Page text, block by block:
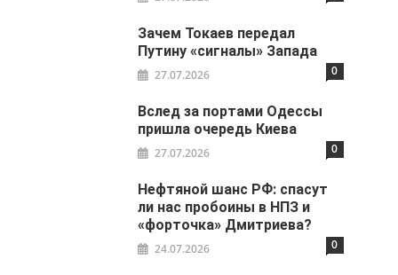
Зачем Токаев передал
Путину «сигналы» Запада
27.07.2026 0
Вслед за портами Одессы
пришла очередь Киева
27.07.2026 0
Нефтяной шанс РФ: спасут
ли нас пробоины в НПЗ и
«форточка» Дмитриева?
24.07.2026 0